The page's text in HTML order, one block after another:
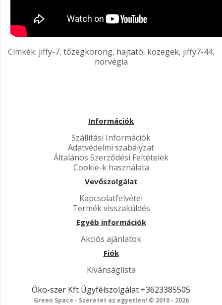
Címkék: jiffy-7, tőzegkorong, hajtató, közegek, jiffy7-44,
norvégia
Információk
Szállítási Információk
Adatvédelmi szabályzat
Általános Szerződési Feltételek
Cookie-k használata
Vevőszolgálat
Kapcsolatfelvétel
Termék visszaküldés
Egyéb információk
Akciós ajánlatok
Fiók
Kívánságlista
Öko-szer Kft Ügyfélszolgálat +3623385505
Green Space - Szeretet az egyetlen! © 2010 - 2026